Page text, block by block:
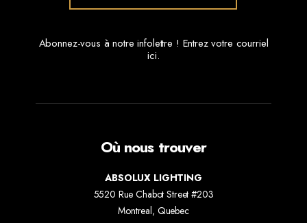
Abonnez-vous à notre infolettre ! Entrez votre courriel
ici.
Où nous trouver
ABSOLUX LIGHTING
5520 Rue Chabot Street #203
Montreal, Quebec